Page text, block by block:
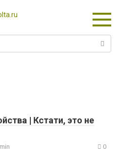
| Кстати, это не
0